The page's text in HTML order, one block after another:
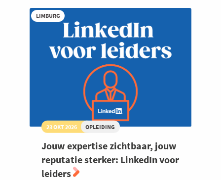
Wim
De
Vilder)
LIMBURG
23 OKT 2026 OPLEIDING
Jouw expertise zichtbaar, jouw
reputatie sterker: LinkedIn voor
leiders